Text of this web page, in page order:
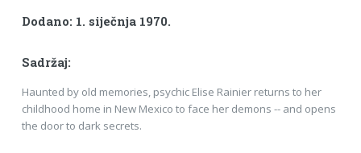
Dodano: 1. siječnja 1970.
Sadržaj:
Haunted by old memories, psychic Elise Rainier returns to her
childhood home in New Mexico to face her demons -- and opens
the door to dark secrets.